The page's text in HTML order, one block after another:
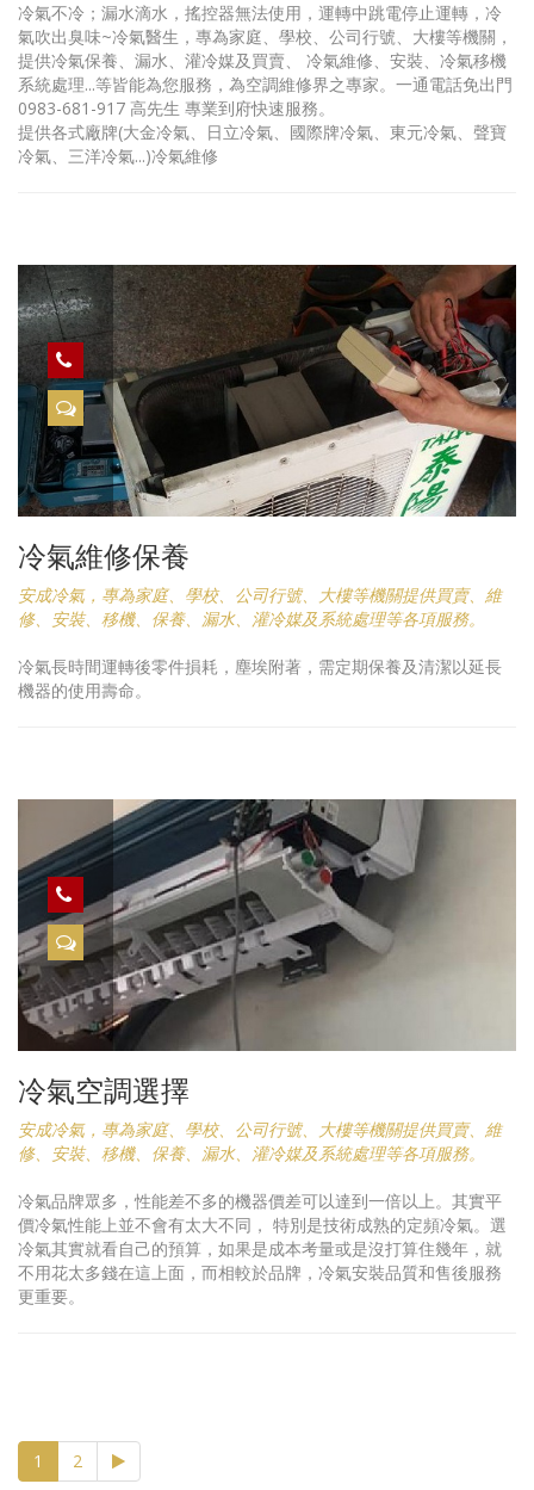
冷氣不冷；漏水滴水，搖控器無法使用，運轉中跳電停止運轉，冷
氣吹出臭味~冷氣醫生，專為家庭、學校、公司行號、大樓等機關，
提供冷氣保養、漏水、灌冷媒及買賣、 冷氣維修、安裝、冷氣移機
系統處理...等皆能為您服務，為空調維修界之專家。一通電話免出門
0983-681-917 高先生 專業到府快速服務。
提供各式廠牌(大金冷氣、日立冷氣、國際牌冷氣、東元冷氣、聲寶
冷氣、三洋冷氣...)冷氣維修
冷氣維修保養
安成冷氣，專為家庭、學校、公司行號、大樓等機關提供買賣、維
修、安裝、移機、保養、漏水、灌冷媒及系統處理等各項服務。
冷氣長時間運轉後零件損耗，塵埃附著，需定期保養及清潔以延長
機器的使用壽命。
冷氣空調選擇
安成冷氣，專為家庭、學校、公司行號、大樓等機關提供買賣、維
修、安裝、移機、保養、漏水、灌冷媒及系統處理等各項服務。
冷氣品牌眾多，性能差不多的機器價差可以達到一倍以上。其實平
價冷氣性能上並不會有太大不同， 特別是技術成熟的定頻冷氣。選
冷氣其實就看自己的預算，如果是成本考量或是沒打算住幾年，就
不用花太多錢在這上面，而相較於品牌，冷氣安裝品質和售後服務
更重要。
1 (current)
2